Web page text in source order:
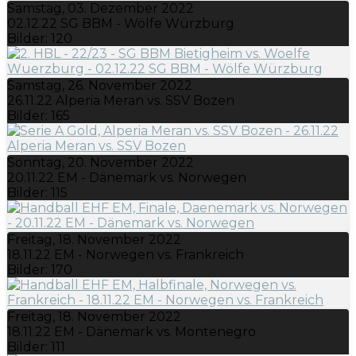
Samstag, 03. Dezember 2022
02.12.22 SG BBM - Wölfe Würzburg
Bilder: 120
Samstag, 26. November 2022
26.11.22 Alperia Meran vs. SSV Bozen
Bilder: 165
Sonntag, 20. November 2022
20.11.22 EM - Dänemark vs. Norwegen
Bilder: 115
Freitag, 18. November 2022
18.11.22 EM - Norwegen vs. Frankreich
Bilder: 170
Freitag, 18. November 2022
18.11.22 EM - Dänemark vs. Montenegro
Bilder: 111